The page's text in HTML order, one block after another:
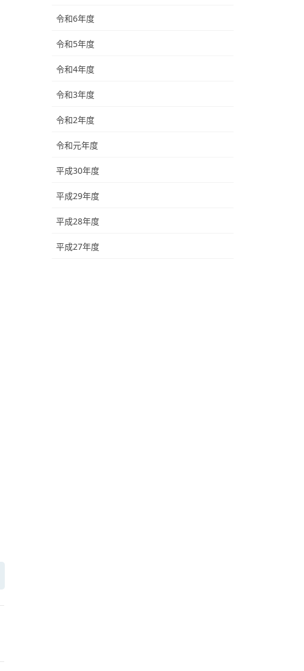
令和6年度
令和5年度
令和4年度
令和3年度
令和2年度
令和元年度
平成30年度
平成29年度
平成28年度
平成27年度